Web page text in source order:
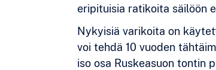
eripituisia ratikoita säilöön
Nykyisiä varikoita on
voi tehdä 10 vuoden
iso osa Ruskeasuon tontin